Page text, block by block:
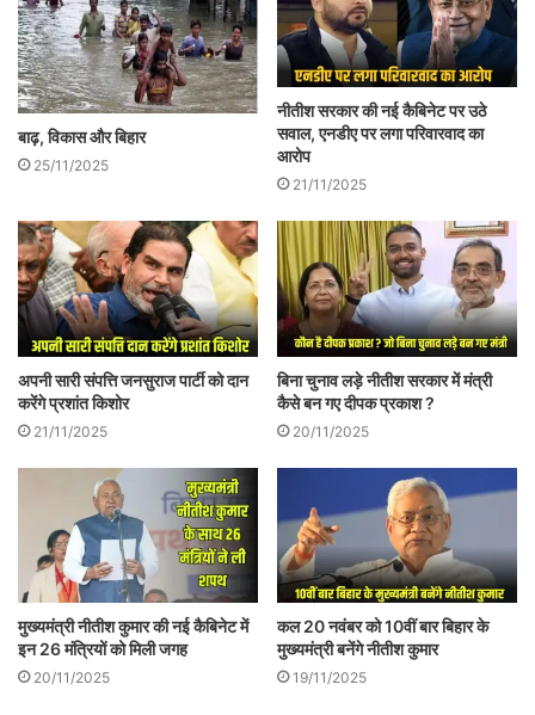
विकास, सुशासन और स्थिरता की राजनीति भी इस
जनादेश का महत्त्वपूर्ण स्तम्भ है। बिहार के आर्थिक
आँकड़े भले विवादित हों, लेकिन जनमानस में यह
धारणा बन चुकी है कि विगत डेढ़ दशक में राज्य ने
एक न्यूनतम स्थिरता और बुनियादी विकास हासिल
किया है। इस विश्वास का एक भावनात्मक पहलू भी है
—जंगल राज की स्मृति अब भी बिहार की राजनीति में
प्रेतछाया की तरह मौजूद है। राजग ने इस स्मृति को
कथा के रूप में प्रस्तुत करके अपने चुनावी अभियान
बाढ़, विकास और बिहार
25/11/2025
नीतीश सरकार की नई कैबिनेट पर उठे
सवाल, एनडीए पर लगा परिवारवाद का
आरोप
21/11/2025
अपनी सारी संपत्ति जनसुराज पार्टी को दान
करेंगे प्रशांत किशोर
21/11/2025
बिना चुनाव लड़े नीतीश सरकार में मंत्री
कैसे बन गए दीपक प्रकाश ?
20/11/2025
मुख्यमंत्री नीतीश कुमार की नई कैबिनेट में
इन 26 मंत्रियों को मिली जगह
20/11/2025
कल 20 नवंबर को 10वीं बार बिहार के
मुख्यमंत्री बनेंगे नीतीश कुमार
19/11/2025